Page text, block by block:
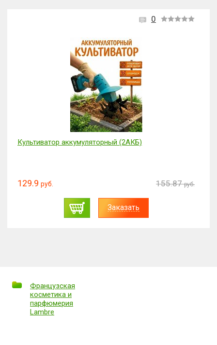
0
Культиватор аккумуляторный (2АКБ)
129.9 руб. 155.87 руб.
Заказать
Французская
косметика и
парфюмерия
Lambre